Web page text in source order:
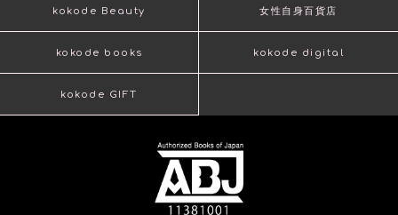
kokode Beauty 女性自身百貨店
kokode books kokode digital
kokode GIFT